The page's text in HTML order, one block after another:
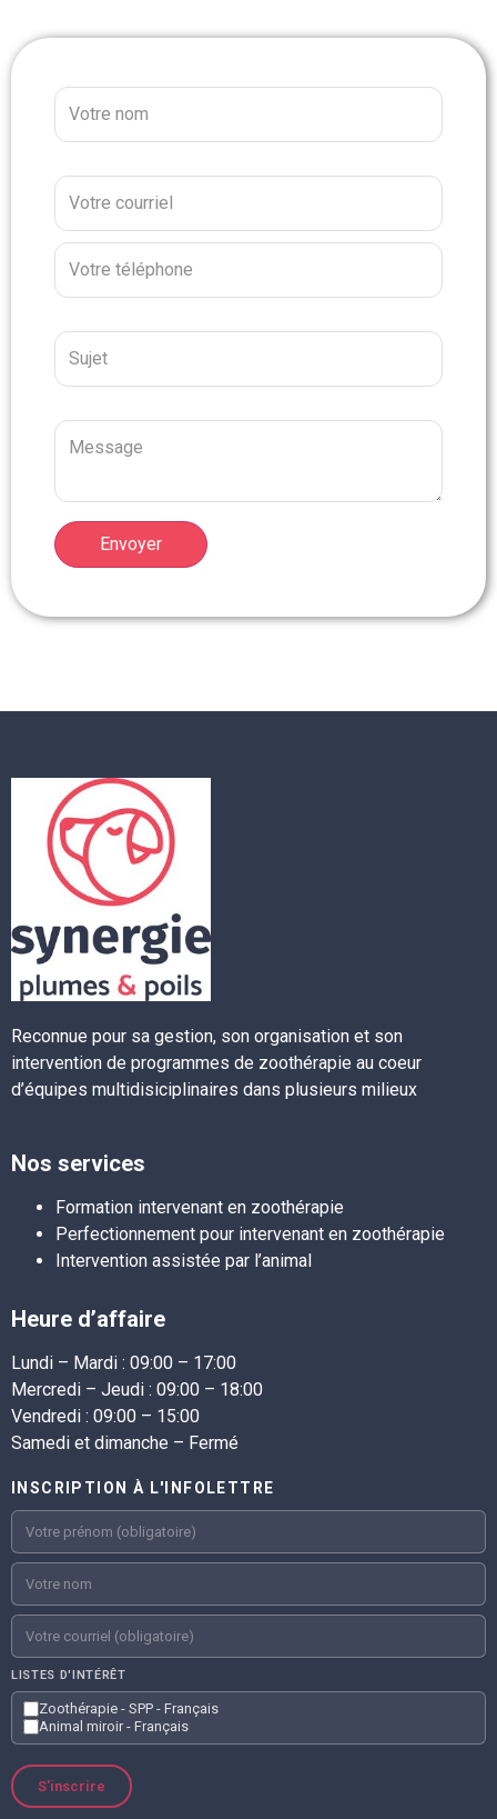
Envoyer
Reconnue pour sa gestion, son organisation et son
intervention de programmes de zoothérapie au coeur
d’équipes multidisiciplinaires dans plusieurs milieux
Nos services
Formation intervenant en zoothérapie
Perfectionnement pour intervenant en zoothérapie
Intervention assistée par l’animal
Heure d’affaire
Lundi – Mardi : 09:00 – 17:00
Mercredi – Jeudi : 09:00 – 18:00
Vendredi : 09:00 – 15:00
Samedi et dimanche – Fermé
INSCRIPTION À L'INFOLETTRE
LISTES D'INTÉRÊT
Zoothérapie - SPP - Français
Animal miroir - Français
S'inscrire